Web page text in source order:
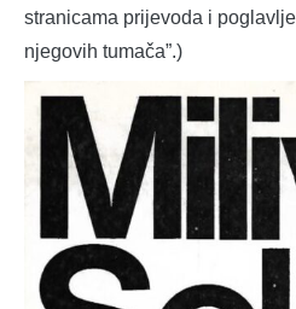
stranicama prijevoda i
njegovih tumača”.)